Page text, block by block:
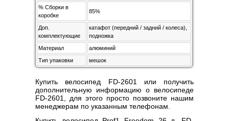
% Сборки в
коробке
85%
Доп.
комплектующие
катафот (передний / задний / колеса),
подножка
Материал
алюминий
Тип упаковки
мешок
Купить велосипед FD-2601 или получить
дополнительную информацию о велосипеде
FD-2601, для этого просто позвоните нашим
менеджерам по указанным телефонам.